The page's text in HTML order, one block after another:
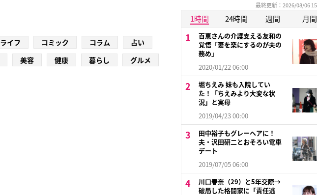
ライフ コミック コラム
占い
美容 健康 暮らし グルメ
最終更新：2026/08/06
1時間 24時間 週間 月間
百恵さんの介護支える友和の
覚悟「妻を楽にするのが夫の
務め」
2020/01/22 06:00
堀ちえみ 妹も入院してい
た！「ちえみより大変な状
況」と実母
2019/04/23 00:00
田中裕子もグレーヘアに！
夫・沢田研二とおそろい電車
デート
2019/07/05 06:00
川口春奈（29）と5年交際→
破局した格闘家に「責任逃